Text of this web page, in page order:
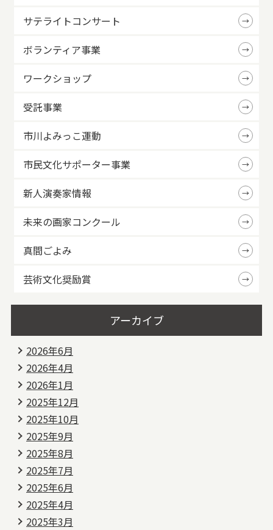
サテライトコンサート
ボランティア事業
ワークショップ
受託事業
市川よみっこ運動
市民文化サポーター事業
新人演奏家情報
未来の画家コンクール
真間ごよみ
芸術文化奨励賞
アーカイブ
2026年6月
2026年4月
2026年1月
2025年12月
2025年10月
2025年9月
2025年8月
2025年7月
2025年6月
2025年4月
2025年3月